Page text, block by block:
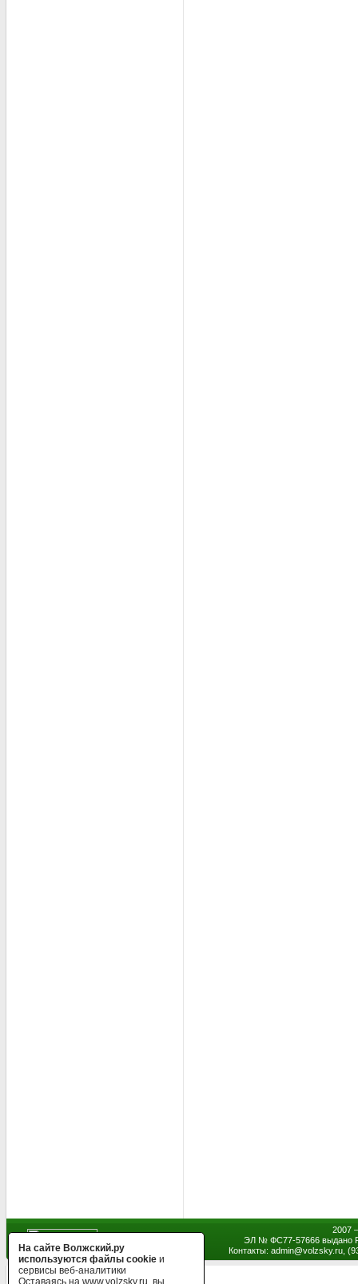
2007
ЭЛ № ФС77-57666 выдано
Контакты: admin@volzsky.ru,
На сайте Волжский.ру
используются файлы cookie и
сервисы веб-аналитики
Оставаясь на www.volzsky.ru, вы